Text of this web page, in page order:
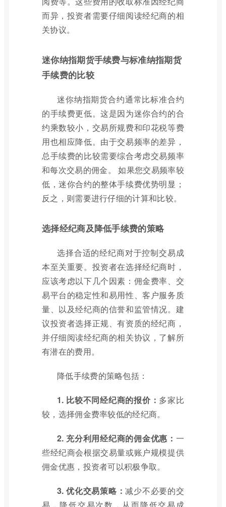
而异，投资者需要仔细阅读经纪商的相
关协议。
迷你纳指期货手续费与标准纳指期货
手续费的比较
迷你纳指期货合约通常比标准合约
的手续费更低。这是因为迷你合约的合
约乘数较小，交易所规费和印花税等费
用也相应降低。由于交易频率的差异，
总手续费的比较需要综合考虑交易频率
和每次交易的佣金。 如果您交易频率较
低，迷你合约的整体手续费优势明显；
反之，则需要进行仔细的计算和比较。
选择经纪商及降低手续费的策略
选择合适的经纪商对于控制交易成
本至关重要。投资者在选择经纪商时，
应该考虑以下几个因素：佣金费率、交
易平台的稳定性和易用性、客户服务质
量、以及经纪商的信誉和监管情况。建
议投资者选择正规、有资质的经纪商，
并仔细阅读经纪商的相关协议，了解所
有潜在的费用。
降低手续费的策略包括：
1. 比较不同经纪商的报价： 多家比
较，选择佣金费率较低的经纪商。
2. 充分利用经纪商的佣金优惠： 一
些经纪商会根据交易量或账户规模提供
佣金优惠，投资者可以积极争取。
3. 优化交易策略：减少不必要的交